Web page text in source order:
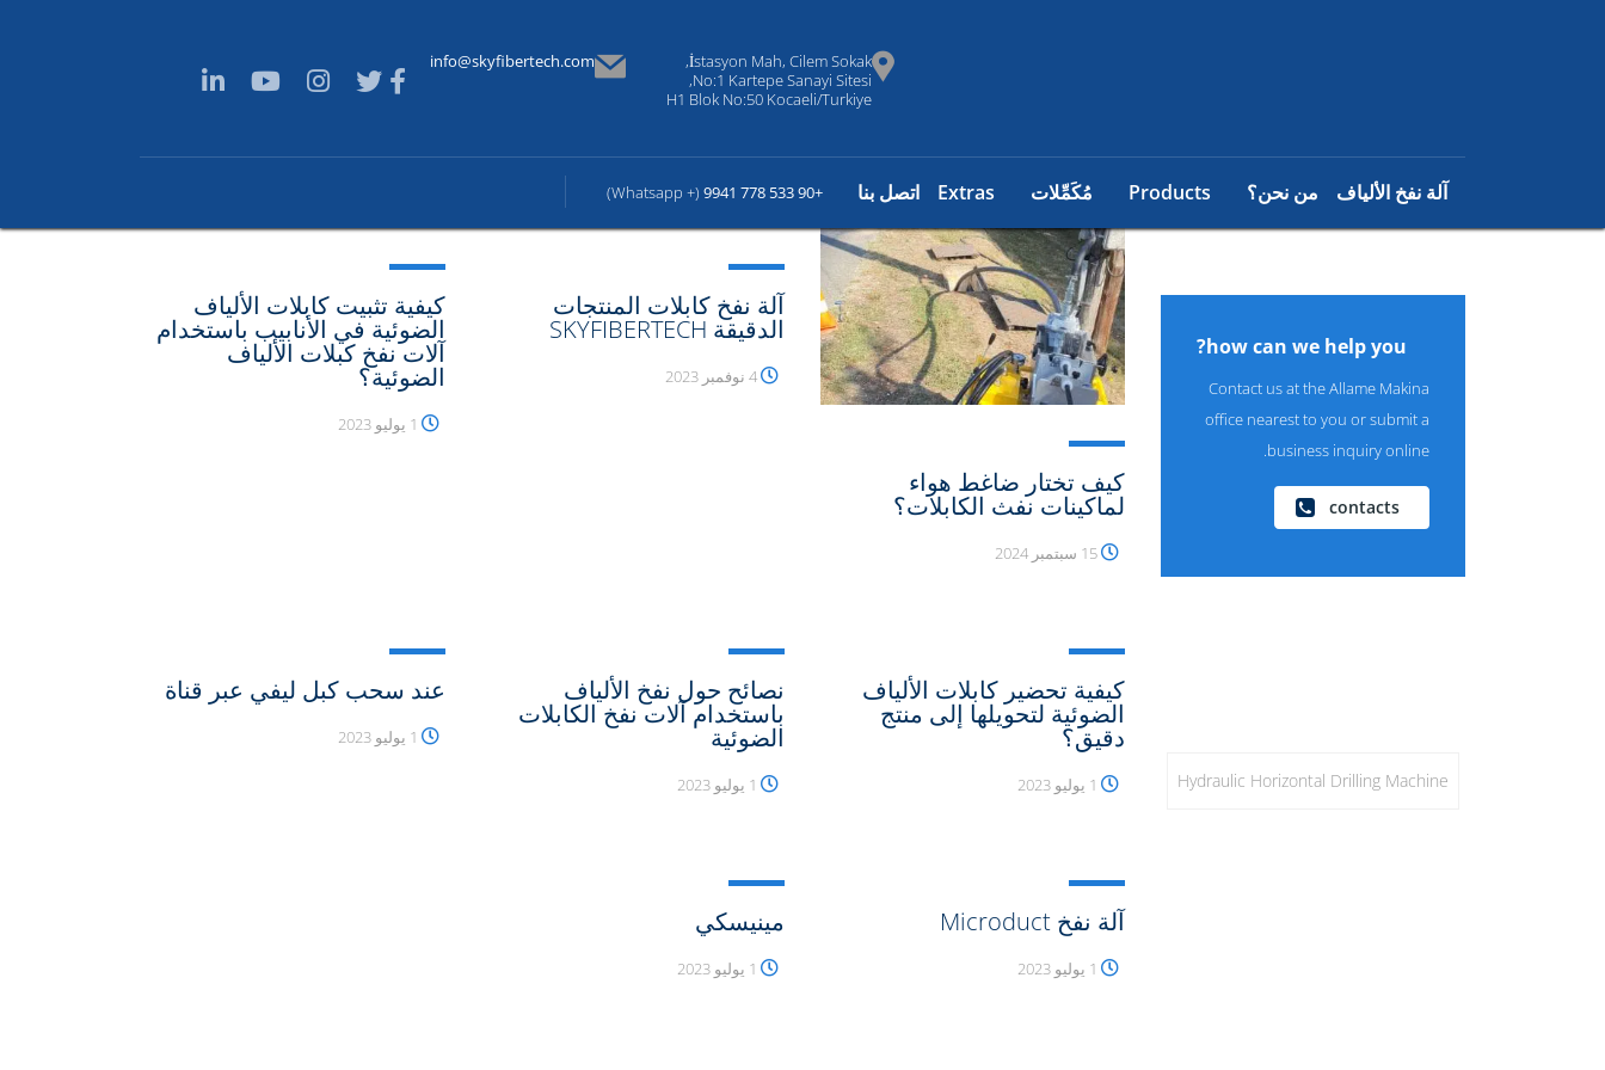
İstasyon Mah, Cilem Sokak,
No:1 Kartepe Sanayi Sitesi,
H1 Blok No:50 Kocaeli/Turkiye
info@skyfibertech.com
آلة نفخ الألياف من نحن؟ Products مُكَمِّلات Extras اتصل بنا +90 533 778 9941
(+ Whatsapp)
كيف تختار ضاغط هواء
لماكينات نفث الكابلات؟
آلة نفخ كابلات المنتجات
الدقيقة SKYFIBERTECH
4 نوفمبر 2023
كيفية تثبيت كابلات الألياف
الضوئية في الأنابيب باستخدام
آلات نفخ كبلات الألياف
الضوئية؟
كيفية تحضير كابلات الألياف
الضوئية لتحويلها إلى منتج
دقيق؟
نصائح حول نفخ الألياف
باستخدام آلات نفخ الكابلات
الضوئية
1 يوليو 2023
عند سحب كبل ليفي عبر قناة
آلة نفخ Microduct مينيسكي
1 يوليو 2023
how can we help you?
Contact us at the Allame Makina
office nearest to you or submit a
business inquiry online.
contacts
Hydraulic Horizontal Drilling Machine